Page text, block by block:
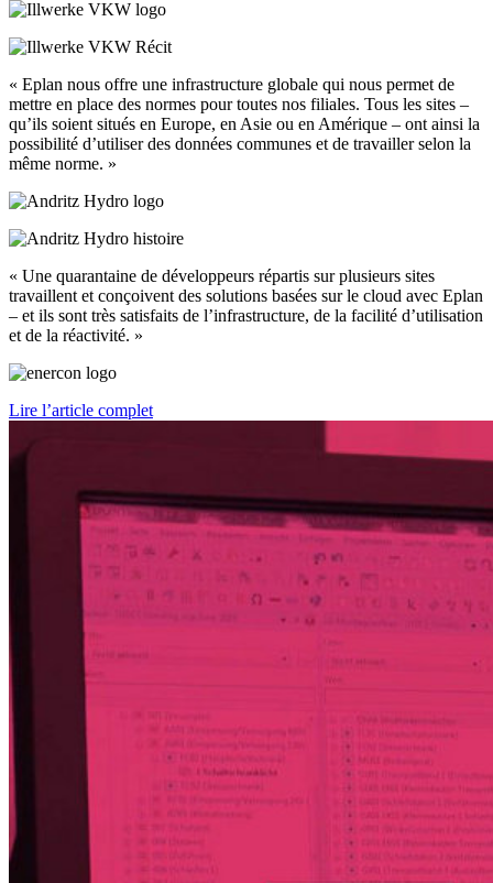
« Eplan nous offre une infrastructure globale qui nous permet de
mettre en place des normes pour toutes nos filiales. Tous les sites –
qu’ils soient situés en Europe, en Asie ou en Amérique – ont ainsi la
possibilité d’utiliser des données communes et de travailler selon la
même norme. »
« Une quarantaine de développeurs répartis sur plusieurs sites
travaillent et conçoivent des solutions basées sur le cloud avec Eplan
– et ils sont très satisfaits de l’infrastructure, de la facilité d’utilisation
et de la réactivité. »
Lire l’article complet